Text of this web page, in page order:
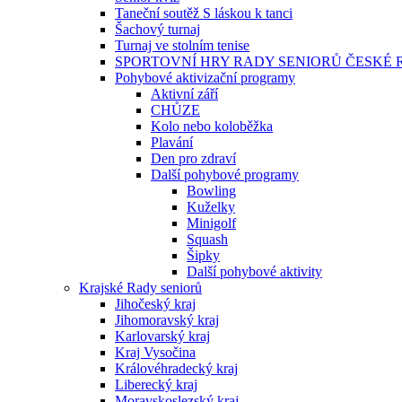
Taneční soutěž S láskou k tanci
Šachový turnaj
Turnaj ve stolním tenise
SPORTOVNÍ HRY RADY SENIORŮ ČESKÉ
Pohybové aktivizační programy
Aktivní září
CHŮZE
Kolo nebo koloběžka
Plavání
Den pro zdraví
Další pohybové programy
Bowling
Kuželky
Minigolf
Squash
Šipky
Další pohybové aktivity
Krajské Rady seniorů
Jihočeský kraj
Jihomoravský kraj
Karlovarský kraj
Kraj Vysočina
Královéhradecký kraj
Liberecký kraj